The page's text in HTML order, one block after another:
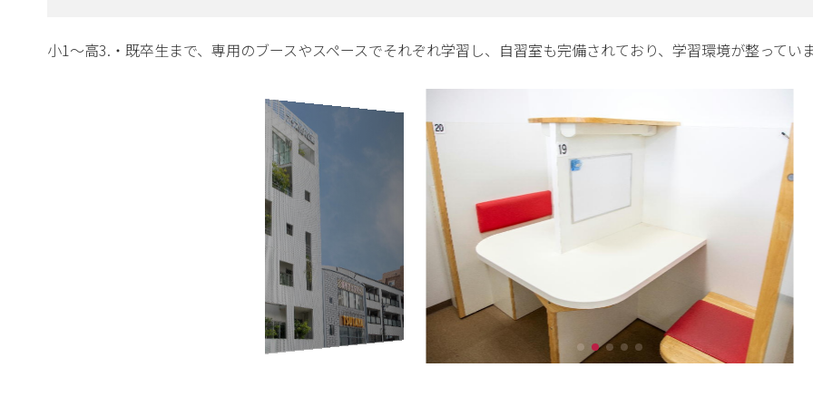
小1～高3.・既卒生まで、専用のブースやスペースでそれぞれ学習し、自習室も完備されており、学習環境が整ってい